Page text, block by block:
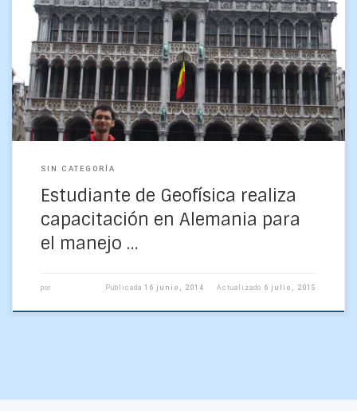
Durante el mes de mayo, James Morales Lasalle, estudiante
de Geofísica de la UDEC, tuvo la oportunidad de capacitarse
en el manejo de Radares Marinos […]
SIN CATEGORÍA
Estudiante de Geofísica realiza
capacitación en Alemania para
el manejo …
por Publicada16 junio, 2014 Actualizado 6 julio, 2015